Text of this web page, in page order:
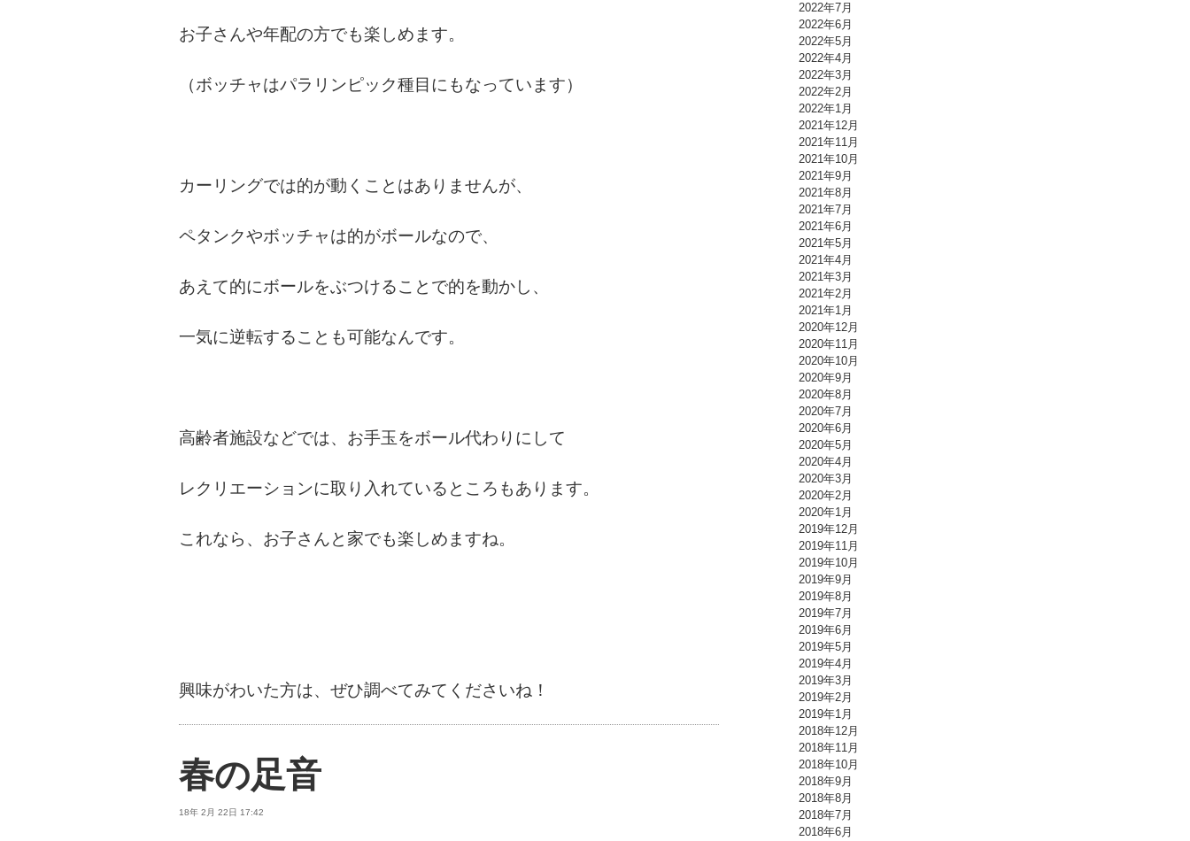
お子さんや年配の方でも楽しめます。
（ボッチャはパラリンピック種目にもなっています）
カーリングでは的が動くことはありませんが、
ペタンクやボッチャは的がボールなので、
あえて的にボールをぶつけることで的を動かし、
一気に逆転することも可能なんです。
高齢者施設などでは、お手玉をボール代わりにして
レクリエーションに取り入れているところもあります。
これなら、お子さんと家でも楽しめますね。
興味がわいた方は、ぜひ調べてみてくださいね！
春の足音
18年 2月 22日 17:42
2022年7月
2022年6月
2022年5月
2022年4月
2022年3月
2022年2月
2022年1月
2021年12月
2021年11月
2021年10月
2021年9月
2021年8月
2021年7月
2021年6月
2021年5月
2021年4月
2021年3月
2021年2月
2021年1月
2020年12月
2020年11月
2020年10月
2020年9月
2020年8月
2020年7月
2020年6月
2020年5月
2020年4月
2020年3月
2020年2月
2020年1月
2019年12月
2019年11月
2019年10月
2019年9月
2019年8月
2019年7月
2019年6月
2019年5月
2019年4月
2019年3月
2019年2月
2019年1月
2018年12月
2018年11月
2018年10月
2018年9月
2018年8月
2018年7月
2018年6月